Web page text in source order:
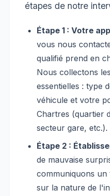
étapes de notre
Étape 1 : Votre
vous nous
qualifié prend en
Nous collectons
essentielles : type
véhicule et votre
Chartres (quartier
secteur gare, etc.).
Étape 2 :
de mauvaise
communiquons
sur la nature de